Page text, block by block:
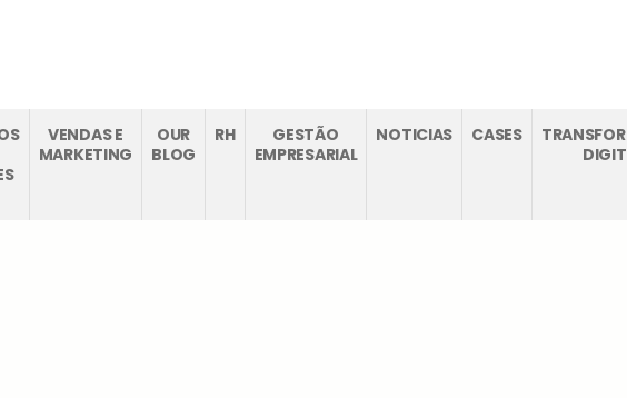
VENDAS E
MARKETING
OUR
BLOG
RH
GESTÃO
EMPRESARIAL
NOTICIAS CASES